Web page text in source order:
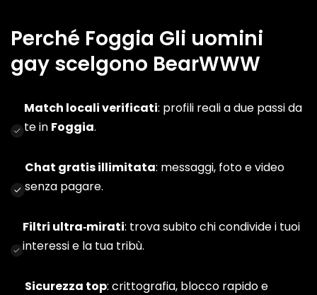
Perché Foggia Gli uomini
gay scelgono BearWWW
Match locali verificati: profili reali a due passi da
te in Foggia.
Chat gratis illimitata: messaggi, foto e video
senza pagare.
Filtri ultra‑mirati: trova subito chi condivide i tuoi
interessi e la tua tribù.
Sicurezza top: crittografia, blocco rapido e